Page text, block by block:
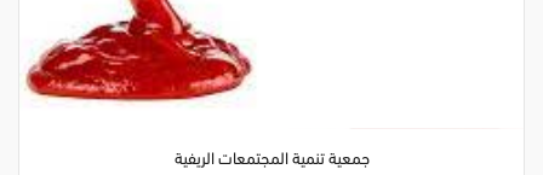
جمعية تنمية المجتمعات الريفية